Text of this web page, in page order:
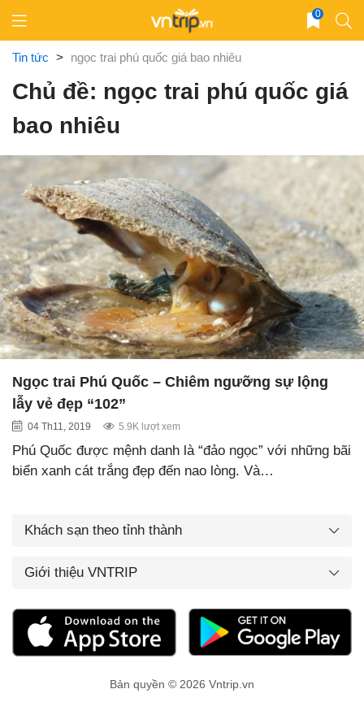
content
0
Tin tức > ngọc trai phú quốc giá bao nhiêu
Chủ đề: ngọc trai phú quốc giá
bao nhiêu
Ngọc trai Phú Quốc – Chiêm ngưỡng sự lộng
lẫy vẻ đẹp “102”
04 Th11, 2019 5.9K lượt xem
Phú Quốc được mệnh danh là “đảo ngọc” với những bãi
biển xanh cát trắng đẹp đến nao lòng. Và…
Khách sạn theo tỉnh thành
Giới thiệu VNTRIP
Bản quyền © 2026 Vntrip.vn